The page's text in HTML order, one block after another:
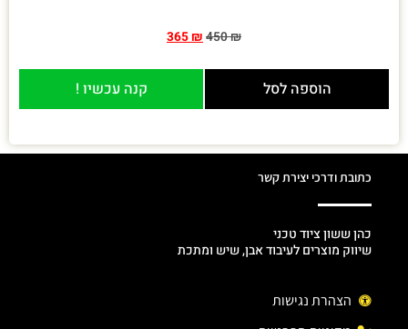
450₪
365₪
הוספה לסל קנה עכשיו !
כתובת ודרכי יצירת קשר
כהן ששון ציוד טכני
שיווק מוצרים לעיבוד אבן, שיש ומתכת
הצהרת נגישות